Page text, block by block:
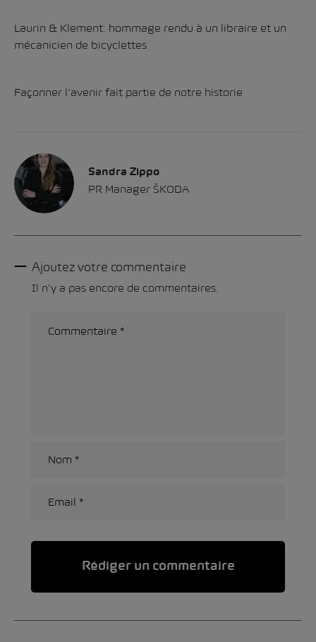
Laurin & Klement: hommage rendu à un libraire et un
mécanicien de bicyclettes
Façonner l’avenir fait partie de notre historie
Sandra Zippo
PR Manager ŠKODA
Ajoutez votre commentaire
Il n'y a pas encore de commentaires.